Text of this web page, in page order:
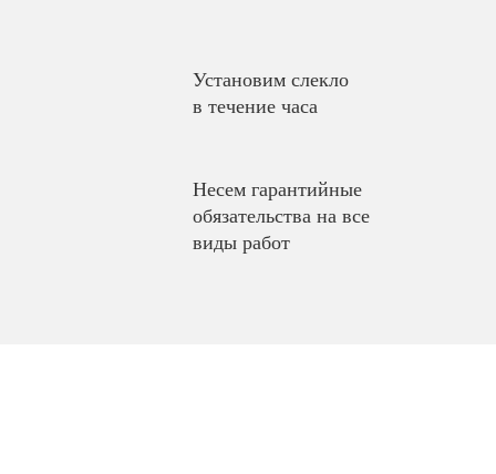
Установим слекло
в течение часа
Несем гарантийные
обязательства на все
виды работ